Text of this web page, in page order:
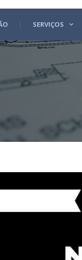
SERVIÇOS